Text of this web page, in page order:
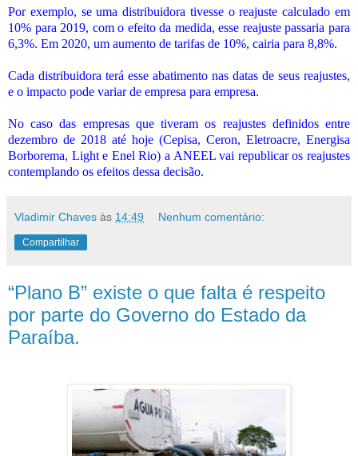
Por exemplo, se uma distribuidora tivesse o reajuste calculado em
10% para 2019, com o efeito da medida, esse reajuste passaria para
6,3%. Em 2020, um aumento de tarifas de 10%, cairia para 8,8%.
Cada distribuidora terá esse abatimento nas datas de seus reajustes,
e o impacto pode variar de empresa para empresa.
No caso das empresas que tiveram os reajustes definidos entre
dezembro de 2018 até hoje (Cepisa, Ceron, Eletroacre, Energisa
Borborema, Light e Enel Rio) a ANEEL vai republicar os reajustes
contemplando os efeitos dessa decisão.
Vladimir Chaves às 14:49 Nenhum comentário:
Compartilhar
“Plano B” existe o que falta é respeito
por parte do Governo do Estado da
Paraíba.